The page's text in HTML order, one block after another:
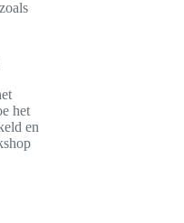
het
en